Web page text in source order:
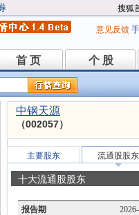
搜狐
意见反馈
首 页
首 页 个 股
个 股
中钢天源
（002057）
主要股东 流通股股东
十大流通股股东
报告期